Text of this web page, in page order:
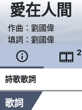
愛在人間
作曲： 劉國偉
填詞： 劉國偉
  2
詩歌歌詞
歌詞